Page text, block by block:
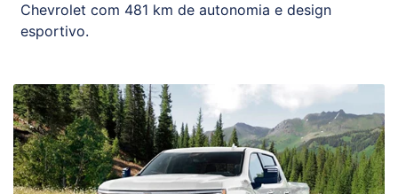
Chevrolet com 481 km de autonomia e design
esportivo.